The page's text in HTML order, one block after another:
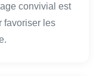
convivial est
favoriser les